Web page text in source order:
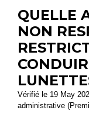
QUELLE
NON
Vérifié le 19 May
administrative